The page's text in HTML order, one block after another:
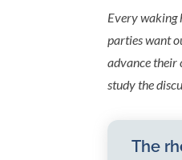
Every waking
parties want
advance their
study the
The